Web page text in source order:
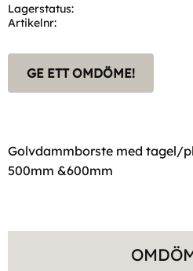
Lagerstatus
Artikelnr
GE ETT OMDÖME!
Golvdammborste med tagel/
500mm &600mm